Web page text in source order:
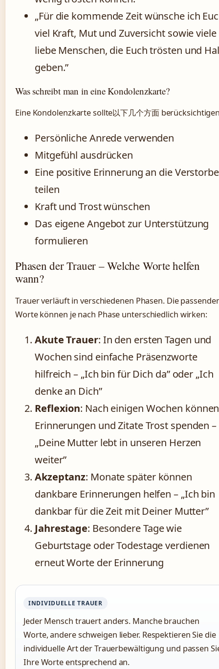
„Für die kommende Zeit wünsche ich
viel Kraft, Mut und Zuversicht sowie viele
liebe Menschen, die Euch trösten und
geben.”
Was schreibt man in eine Kondolenzkarte?
Eine Kondolenzkarte sollte以下几个方面
Persönliche Anrede verwenden
Mitgefühl ausdrücken
Eine positive Erinnerung an die
teilen
Kraft und Trost wünschen
Das eigene Angebot zur Unterstützung
formulieren
Phasen der Trauer – Welche Worte helfen
wann?
Trauer verläuft in verschiedenen Phasen. Die
Worte können je nach Phase unterschiedlich wirken:
Akute Trauer: In den ersten Tagen und
Wochen sind einfache Präsenzworte
hilfreich – „Ich bin für Dich da” oder „Ich
denke an Dich”
Reflexion: Nach einigen Wochen können
Erinnerungen und Zitate Trost spenden –
„Deine Mutter lebt in unseren Herzen
weiter”
Akzeptanz: Monate später können
dankbare Erinnerungen helfen – „Ich bin
dankbar für die Zeit mit Deiner Mutter”
Jahrestage: Besondere Tage wie
Geburtstage oder Todestage verdienen
erneut Worte der Erinnerung
INDIVIDUELLE TRAUER
Jeder Mensch trauert anders. Manche brauchen
Worte, andere schweigen lieber. Respektieren Sie die
individuelle Art der Trauerbewältigung und passen
Ihre Worte entsprechend an.